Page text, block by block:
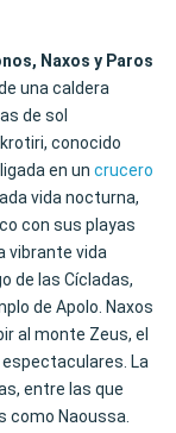
Naxos y Paros
una caldera
de sol
conocido
en un crucero
vida nocturna,
con sus playas
vibrante vida
de las Cícladas,
de Apolo. Naxos
al monte Zeus, el
La
entre las que
como Naoussa.